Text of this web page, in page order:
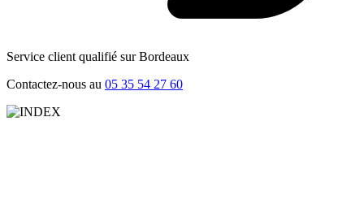
Service client qualifié sur Bordeaux
Contactez-nous au 05 35 54 27 60